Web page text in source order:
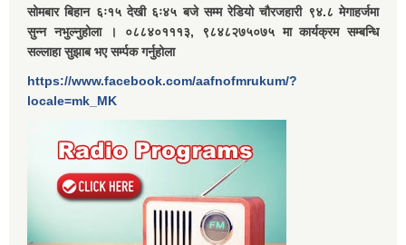
सोमबार बिहान ६ः१५ देखी ६ः४५ बजे सम्म रेडियो चौरजहारी ९४.८ मेगाहर्जमा
सुन्न नभुल्नुहोला । ०८८४०१११३, ९८४८२७५०७५ मा कार्यक्रम सम्बन्धि
सल्लाहा सुझाब भए सर्म्पक गर्नुहोला
https://www.facebook.com/aafnofmrukum/?
locale=mk_MK